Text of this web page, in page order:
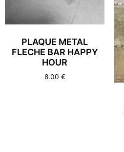
PLAQUE METAL
FLECHE BAR HAPPY
HOUR
8.00 €